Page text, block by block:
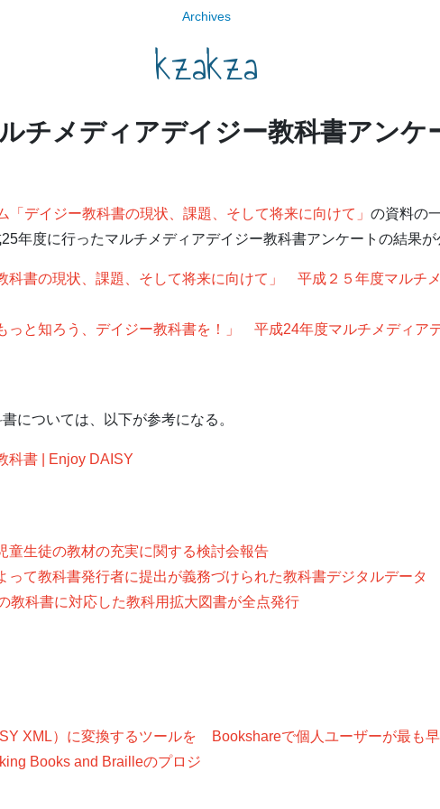
Archives
kzakza
チメディアデイジー教科書アンケ
「デイジー教科書の現状、課題、そして将来に向けて」 の資料の
年度に行ったマルチメディアデイジー教科書アンケートの結果が
科書の現状、課題、そして将来に向けて」 平成２５年度マルチ
っと知ろう、デイジー教科書を！」 平成24年度マルチメディア
については、以下が参考になる。
科書 | Enjoy DAISY
童生徒の教材の充実に関する検討会報告
って教科書発行者に提出が義務づけられた教科書デジタルデータ
教科書に対応した教科用拡大図書が全点発行
XML）に変換するツールを
Books and Brailleのプロジ
Bookshareで個人ユーザーが最も